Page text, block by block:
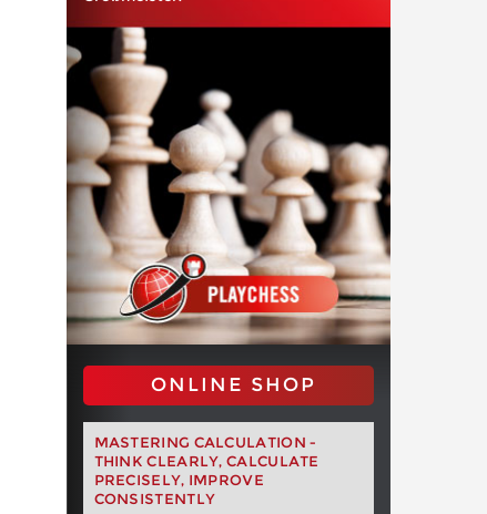
ONLINE SHOP
MASTERING CALCULATION -
THINK CLEARLY, CALCULATE
PRECISELY, IMPROVE
CONSISTENTLY